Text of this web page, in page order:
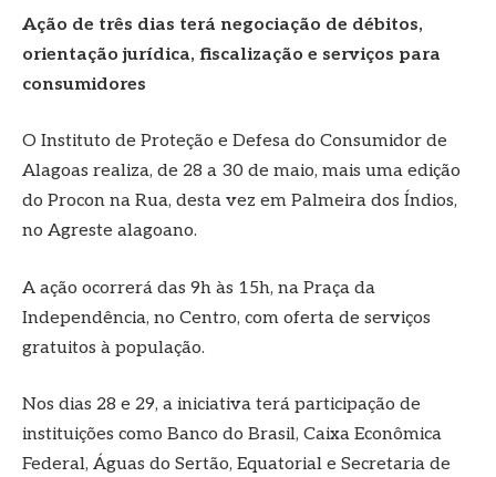
Ação de três dias terá negociação de débitos,
orientação jurídica, fiscalização e serviços para
consumidores
O Instituto de Proteção e Defesa do Consumidor de
Alagoas realiza, de 28 a 30 de maio, mais uma edição
do Procon na Rua, desta vez em Palmeira dos Índios,
no Agreste alagoano.
A ação ocorrerá das 9h às 15h, na Praça da
Independência, no Centro, com oferta de serviços
gratuitos à população.
Nos dias 28 e 29, a iniciativa terá participação de
instituições como Banco do Brasil, Caixa Econômica
Federal, Águas do Sertão, Equatorial e Secretaria de